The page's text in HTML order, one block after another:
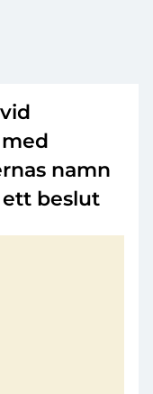
namn
beslut